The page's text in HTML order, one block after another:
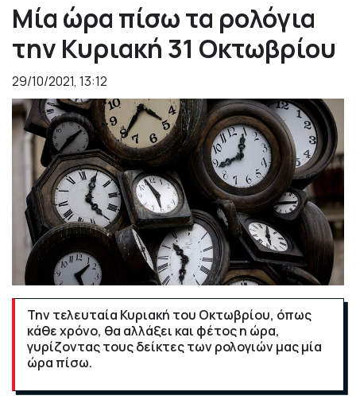
Μία ώρα πίσω τα ρολόγια
την Κυριακή 31 Οκτωβρίου
29/10/2021, 13:12
Την τελευταία Κυριακή του Οκτωβρίου, όπως
κάθε χρόνο, θα αλλάξει και φέτος η ώρα,
γυρίζοντας τους δείκτες των ρολογιών μας μία
ώρα πίσω.